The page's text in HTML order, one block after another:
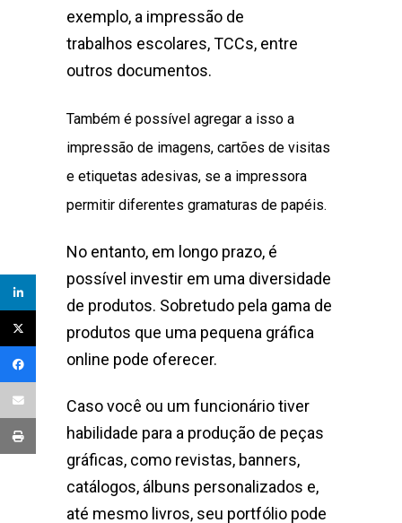
exemplo, a impressão de
trabalhos escolares, TCCs, entre
outros documentos.
Também é possível agregar a isso a
impressão de imagens, cartões de visitas
e etiquetas adesivas, se a impressora
permitir diferentes gramaturas de papéis.
No entanto, em longo prazo, é
possível investir em uma diversidade
de produtos. Sobretudo pela gama de
produtos que uma pequena gráfica
online pode oferecer.
Caso você ou um funcionário tiver
habilidade para a produção de peças
gráficas, como revistas, banners,
catálogos, álbuns personalizados e,
até mesmo livros, seu portfólio pode